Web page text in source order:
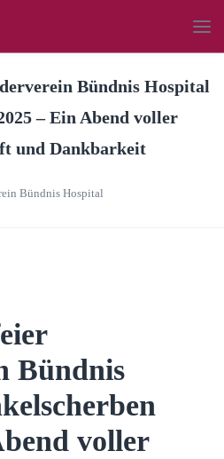
Bündnis Hospital
– Ein Abend voller
und Dankbarkeit
Bündnis Hospital
Bündnis
voller